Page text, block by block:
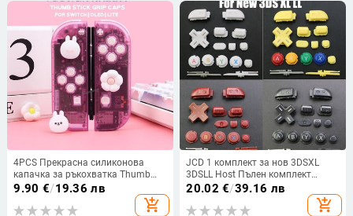
4PCS Прекрасна силиконова
капачка за ръкохватка Thumb
Stick Калъф за джойстик за NS
Controller Thumbstick Защитен
9.90 €/19.36 лв
add_shopping_cart
JCD 1 комплект за нов 3DSXL
3DSLL Host Пълен комплект
Пълен D Pad ABXYLR ZL ZR Home
ON OF Бутони за захранване за
нов 3DS XL LL
20.02 €/39.16 лв
add_shopping_cart